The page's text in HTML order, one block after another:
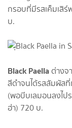
กรอบที่มีรสเค็มเสิร์
บ.
ฺBlack Paella ต่างจ
สีดำจนได้รสสัมผัส
(พอบีบเลมอนลงไป
ฮ่า) 720 บ.